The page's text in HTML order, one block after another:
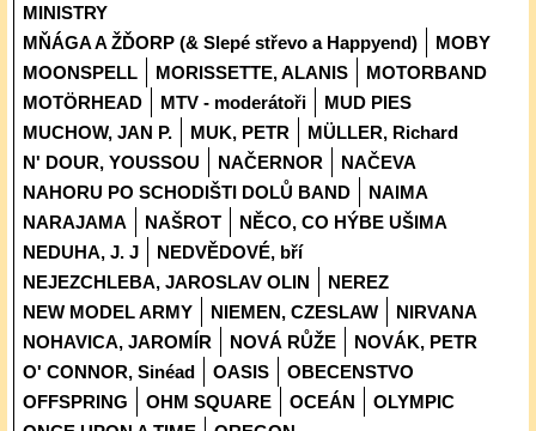
MINISTRY
MŇÁGA A ŽĎORP (& Slepé střevo a Happyend)
MOBY
MOONSPELL
MORISSETTE, ALANIS
MOTORBAND
MOTÖRHEAD
MTV - moderátoři
MUD PIES
MUCHOW, JAN P.
MUK, PETR
MÜLLER, Richard
N' DOUR, YOUSSOU
NAČERNOR
NAČEVA
NAHORU PO SCHODIŠTI DOLŮ BAND
NAIMA
NARAJAMA
NAŠROT
NĚCO, CO HÝBE UŠIMA
NEDUHA, J. J
NEDVĚDOVÉ, bří
NEJEZCHLEBA, JAROSLAV OLIN
NEREZ
NEW MODEL ARMY
NIEMEN, CZESLAW
NIRVANA
NOHAVICA, JAROMÍR
NOVÁ RŮŽE
NOVÁK, PETR
O' CONNOR, Sinéad
OASIS
OBECENSTVO
OFFSPRING
OHM SQUARE OCEÁN
OLYMPIC